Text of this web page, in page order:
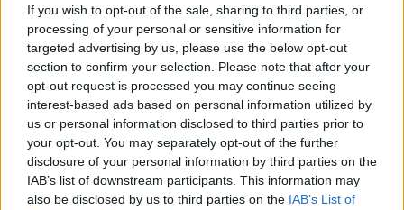
If you wish to opt-out of the sale, sharing to third parties, or
processing of your personal or sensitive information for
targeted advertising by us, please use the below opt-out
section to confirm your selection. Please note that after your
opt-out request is processed you may continue seeing
interest-based ads based on personal information utilized by
us or personal information disclosed to third parties prior to
your opt-out. You may separately opt-out of the further
disclosure of your personal information by third parties on the
IAB’s list of downstream participants. This information may
also be disclosed by us to third parties on the IAB’s List of
Európában, a lengyel hadsereg
látványosan fegyverkezik
Korábbi cikkek betöltése